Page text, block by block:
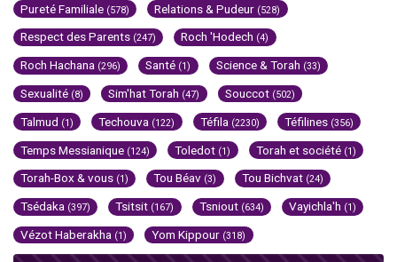
Pureté Familiale (578) Relations & Pudeur (528)
Respect des Parents (247) Roch 'Hodech (4)
Roch Hachana (296) Santé (1) Science & Torah (33)
Sexualité (8) Sim'hat Torah (47) Souccot (502)
Talmud (1) Techouva (122) Téfila (2230) Téfilines (356)
Temps Messianique (124) Toledot (1) Torah et société (1)
Torah-Box & vous (1) Tou Béav (3) Tou Bichvat (24)
Tsédaka (397) Tsitsit (167) Tsniout (634) Vayichla'h (1)
Vézot Haberakha (1) Yom Kippour (318)